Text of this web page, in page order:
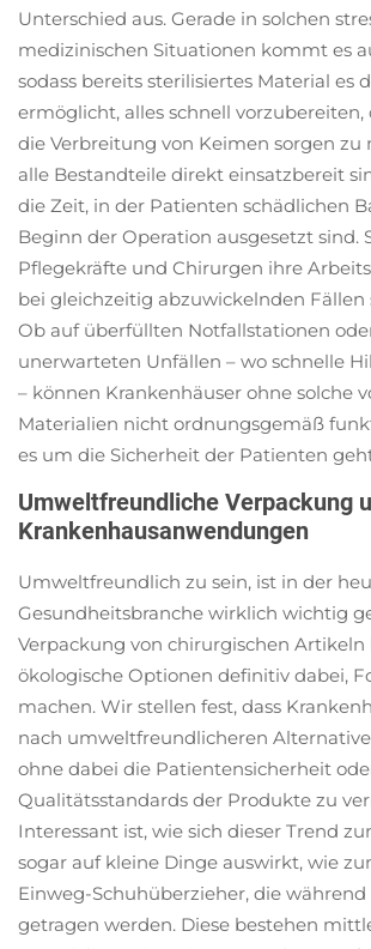
vorbehandlungsteril
und zur
gedacht, um
Kontaminationen zu
verhindern, und bietet
eine kostengünstige
und auf spezifische
Bedürfnisse
zugeschnittene
Lösung. Die
umweltfreundliche
Verpackung trägt
außerdem zu
bei.
Unterschied aus. Gerade in solchen
medizinischen Situationen kommt es
sodass bereits sterilisiertes Material es
ermöglicht, alles schnell vorzubereiten,
die Verbreitung von Keimen sorgen zu
alle Bestandteile direkt einsatzbereit
die Zeit, in der Patienten schädlichen
Beginn der Operation ausgesetzt sind.
Pflegekräfte und Chirurgen ihre
bei gleichzeitig abzuwickelnden Fällen
Ob auf überfüllten Notfallstationen
unerwarteten Unfällen – wo schnelle
– können Krankenhäuser ohne solche
Materialien nicht ordnungsgemäß
es um die Sicherheit der Patienten
Umweltfreundliche Verpackung
Krankenhausanwendungen
Umweltfreundlich zu sein, ist in der
Gesundheitsbranche wirklich wichtig
Verpackung von chirurgischen Artikeln
ökologische Optionen definitiv dabei,
machen. Wir stellen fest, dass
nach umweltfreundlicheren
ohne dabei die Patientensicherheit
Qualitätsstandards der Produkte zu
Interessant ist, wie sich dieser Trend
sogar auf kleine Dinge auswirkt, wie
Einweg-Schuhüberzieher, die
getragen werden. Diese bestehen